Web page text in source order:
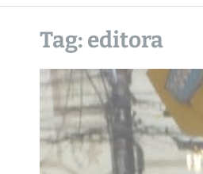
realidade
Tag: editora